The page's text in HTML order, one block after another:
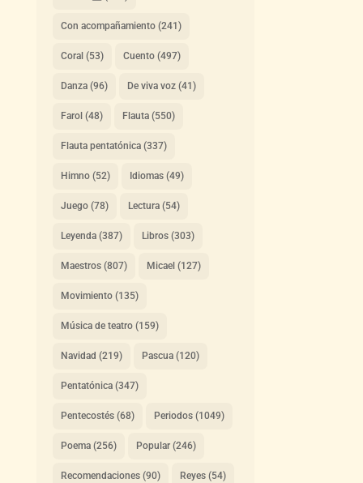
Con acompañamiento(241)
Coral (53) Cuento(497)
Danza(96) De viva voz(41)
Farol (48) Flauta(550)
Flauta pentatónica(337)
Himno(52) Idiomas(49)
Juego(78) Lectura(54)
Leyenda(387) Libros(303)
Maestros(807) Micael (127)
Movimiento(135)
Música de teatro(159)
Navidad (219) Pascua(120)
Pentatónica(347)
Pentecostés(68) Periodos(1049)
Poema(256) Popular(246)
Recomendaciones(90) Reyes(54)